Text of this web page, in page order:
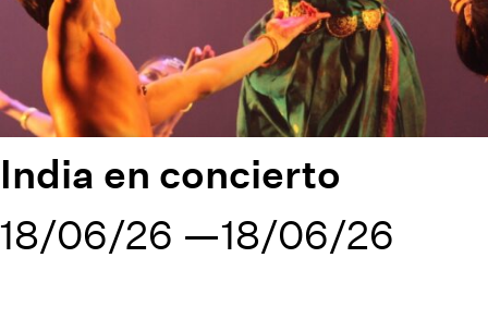
India en concierto
18/06/26
18/06/26